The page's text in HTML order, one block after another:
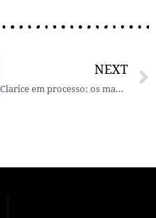
NEXT
Clarice em processo: os manuscritos de Água viva e Perto do coração selvagem